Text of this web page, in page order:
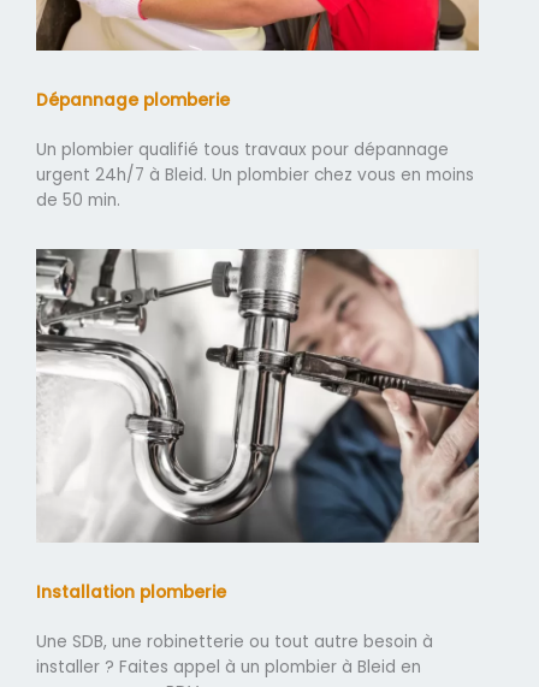
Dépannage plomberie
Un plombier qualifié tous travaux pour dépannage
urgent 24h/7 à Bleid. Un plombier chez vous en moins
de 50 min.
Installation plomberie
Une SDB, une robinetterie ou tout autre besoin à
installer ? Faites appel à un plombier à Bleid en